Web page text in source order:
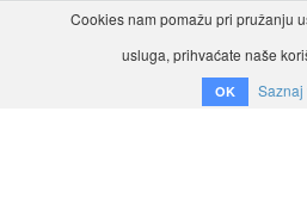
Cookies nam pomažu pri pružanju
usluga, prihvaćate naše
OK Saznaj